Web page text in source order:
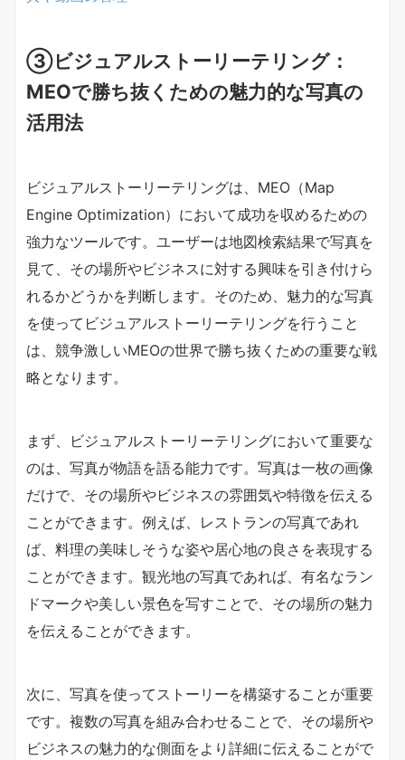
③ビジュアルストーリーテリング：
MEOで勝ち抜くための魅力的な写真の
活用法
ビジュアルストーリーテリングは、MEO（Map
Engine Optimization）において成功を収めるための
強力なツールです。ユーザーは地図検索結果で写真を
見て、その場所やビジネスに対する興味を引き付けら
れるかどうかを判断します。そのため、魅力的な写真
を使ってビジュアルストーリーテリングを行うこと
は、競争激しいMEOの世界で勝ち抜くための重要な戦
略となります。
まず、ビジュアルストーリーテリングにおいて重要な
のは、写真が物語を語る能力です。写真は一枚の画像
だけで、その場所やビジネスの雰囲気や特徴を伝える
ことができます。例えば、レストランの写真であれ
ば、料理の美味しそうな姿や居心地の良さを表現する
ことができます。観光地の写真であれば、有名なラン
ドマークや美しい景色を写すことで、その場所の魅力
を伝えることができます。
次に、写真を使ってストーリーを構築することが重要
です。複数の写真を組み合わせることで、その場所や
ビジネスの魅力的な側面をより詳細に伝えることがで